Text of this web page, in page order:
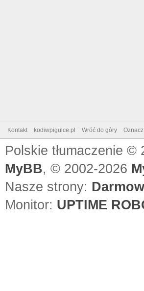
Kontakt kodiwpigulce.pl Wróć do góry
Polskie tłumaczenie ©
MyBB, © 2002-2026
Nasze strony:
Monitor: UPTIME